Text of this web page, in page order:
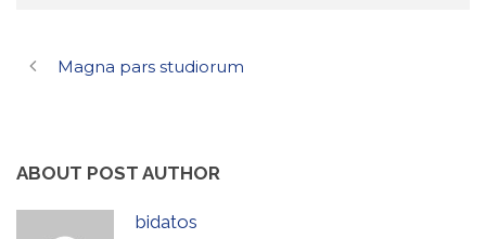
Magna pars studiorum
ABOUT POST AUTHOR
bidatos